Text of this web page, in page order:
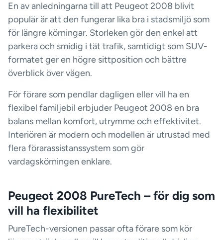
En av anledningarna till att Peugeot 2008 blivit
populär är att den fungerar lika bra i stadsmiljö som
för längre körningar. Storleken gör den enkel att
parkera och smidig i tät trafik, samtidigt som SUV-
formatet ger en högre sittposition och bättre
överblick över vägen.
För förare som pendlar dagligen eller vill ha en
flexibel familjebil erbjuder Peugeot 2008 en bra
balans mellan komfort, utrymme och effektivitet.
Interiören är modern och modellen är utrustad med
flera förarassistanssystem som gör
vardagskörningen enklare.
Peugeot 2008 PureTech – för dig som
vill ha flexibilitet
PureTech-versionen passar ofta förare som kör